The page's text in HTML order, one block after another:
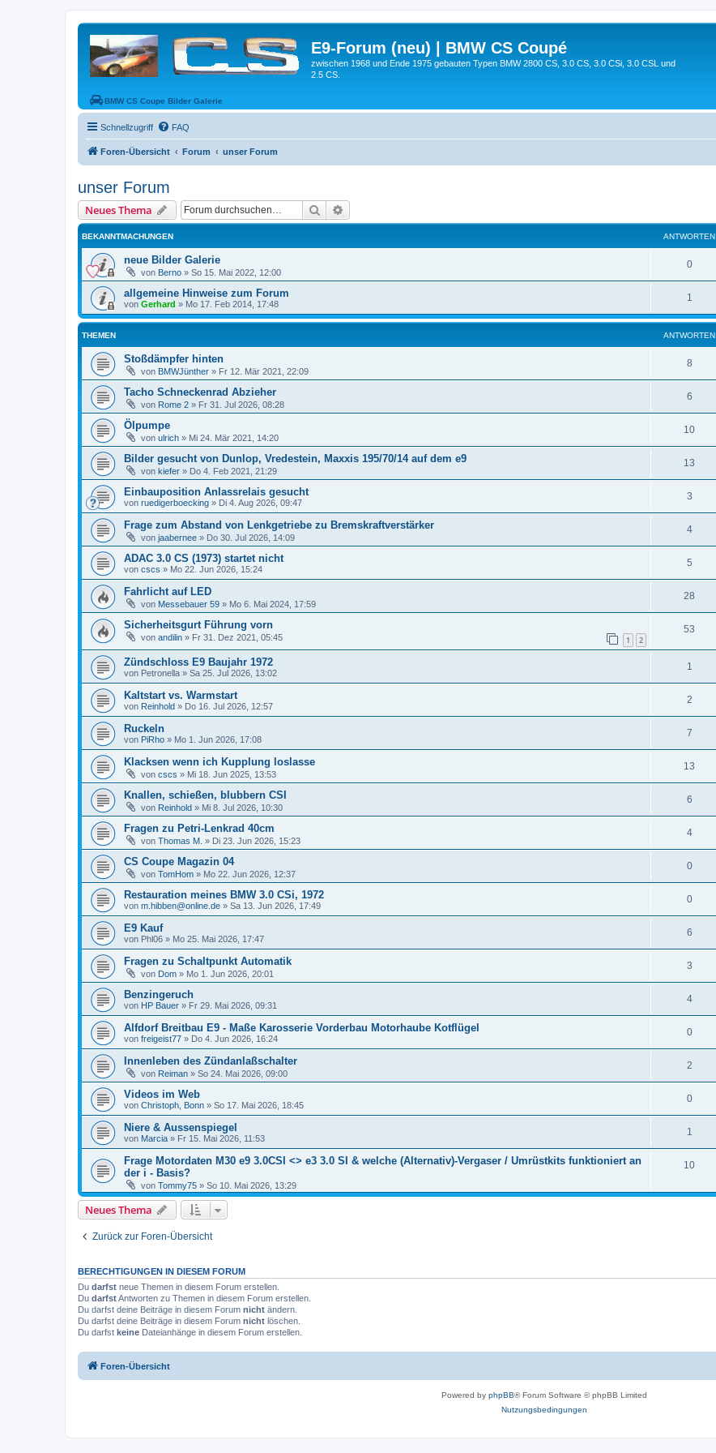
E9-Forum (neu) | BMW CS Coupé
zwischen 1968 und Ende 1975 gebauten Typen BMW 2800 CS, 3.0 CS, 3.0 CSi, 3.0 CSL und
2.5 CS.
BMW CS Coupe Bilder Galerie
Schnellzugriff FAQ
Foren-Übersicht Forum unser Forum
unser Forum
Neues Thema Suche
BEKANNTMACHUNGEN ANTWORTEN
neue Bilder Galerie
von Berno » So 15. Mai 2022, 12:00
0
allgemeine Hinweise zum Forum
von Gerhard » Mo 17. Feb 2014, 17:48
1
THEMEN ANTWORTEN
Stoßdämpfer hinten
von BMWJünther » Fr 12. Mär 2021, 22:09
8
Tacho Schneckenrad Abzieher
von Rome 2 » Fr 31. Jul 2026, 08:28
6
Ölpumpe
von ulrich » Mi 24. Mär 2021, 14:20
10
Bilder gesucht von Dunlop, Vredestein, Maxxis 195/70/14 auf dem e9
von kiefer » Do 4. Feb 2021, 21:29
13
Einbauposition Anlassrelais gesucht
von ruedigerboecking » Di 4. Aug 2026, 09:47
3
Frage zum Abstand von Lenkgetriebe zu Bremskraftverstärker
von jaabernee » Do 30. Jul 2026, 14:09
4
ADAC 3.0 CS (1973) startet nicht
von cscs » Mo 22. Jun 2026, 15:24
5
Fahrlicht auf LED
von Messebauer 59 » Mo 6. Mai 2024, 17:59
28
Sicherheitsgurt Führung vorn
von andilin » Fr 31. Dez 2021, 05:45 1 2
53
Zündschloss E9 Baujahr 1972
von Petronella » Sa 25. Jul 2026, 13:02
1
Kaltstart vs. Warmstart
von Reinhold » Do 16. Jul 2026, 12:57
2
Ruckeln
von PiRho » Mo 1. Jun 2026, 17:08
7
Klacksen wenn ich Kupplung loslasse
von cscs » Mi 18. Jun 2025, 13:53
13
Knallen, schießen, blubbern CSI
von Reinhold » Mi 8. Jul 2026, 10:30
6
Fragen zu Petri-Lenkrad 40cm
von Thomas M. » Di 23. Jun 2026, 15:23
4
CS Coupe Magazin 04
von TomHom » Mo 22. Jun 2026, 12:37
0
Restauration meines BMW 3.0 CSi, 1972
von m.hibben@online.de » Sa 13. Jun 2026, 17:49
0
E9 Kauf
von Phl06 » Mo 25. Mai 2026, 17:47
6
Fragen zu Schaltpunkt Automatik
von Dom » Mo 1. Jun 2026, 20:01
3
Benzingeruch
von HP Bauer » Fr 29. Mai 2026, 09:31
4
Alfdorf Breitbau E9 - Maße Karosserie Vorderbau Motorhaube Kotflügel
von freigeist77 » Do 4. Jun 2026, 16:24
0
Innenleben des Zündanlaßschalter
von Reiman » So 24. Mai 2026, 09:00
2
Videos im Web
von Christoph, Bonn » So 17. Mai 2026, 18:45
0
Niere & Aussenspiegel
von Marcia » Fr 15. Mai 2026, 11:53
1
Frage Motordaten M30 e9 3.0CSI <> e3 3.0 SI & welche (Alternativ)-Vergaser / Umrüstkits funktioniert an
der i - Basis?
von Tommy75 » So 10. Mai 2026, 13:29
10
Neues Thema
Zurück zur Foren-Übersicht
BERECHTIGUNGEN IN DIESEM FORUM
Du darfst neue Themen in diesem Forum erstellen.
Du darfstAntworten zu Themen in diesem Forum erstellen.
Du darfst deine Beiträge in diesem Forum nicht ändern.
Du darfst deine Beiträge in diesem Forum nicht löschen.
Du darfst keine Dateianhänge in diesem Forum erstellen.
Foren-Übersicht
Powered by phpBB® Forum Software © phpBB Limited
Nutzungsbedingungen